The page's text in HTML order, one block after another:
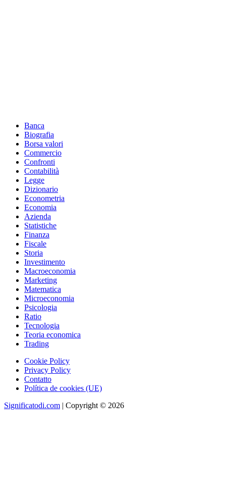
Footer
Banca
Biografia
Borsa valori
Commercio
Confronti
Contabilità
Legge
Dizionario
Econometria
Economia
Azienda
Statistiche
Finanza
Fiscale
Storia
Investimento
Macroeconomia
Marketing
Matematica
Microeconomia
Psicologia
Ratio
Tecnologia
Teoria economica
Trading
Cookie Policy
Privacy Policy
Contatto
Política de cookies (UE)
Significatodi.com | Copyright © 2026